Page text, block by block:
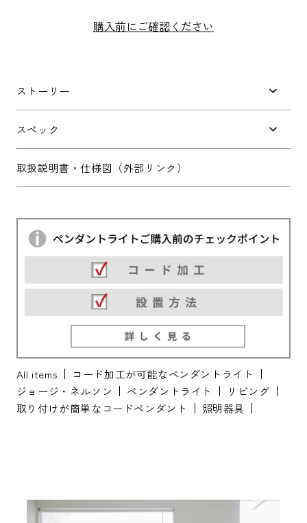
*必須項目
Next
購入前にご確認ください
ストーリー
スペック
取扱説明書・仕様図（外部リンク）
All items
コード加工が可能なペンダントライト
ジョージ・ネルソン
ペンダントライト
リビング
取り付けが簡単なコードペンダント
照明器具